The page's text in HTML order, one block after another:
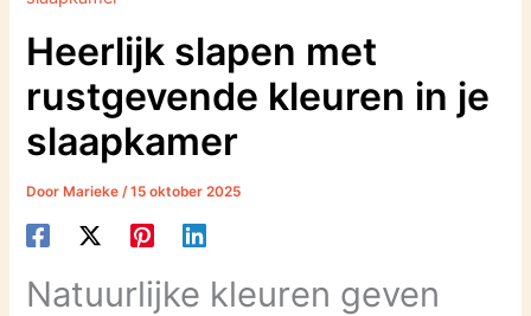
Heerlijk slapen met
rustgevende kleuren in je
slaapkamer
Door Marieke/15 oktober 2025
Natuurlijke kleuren geven